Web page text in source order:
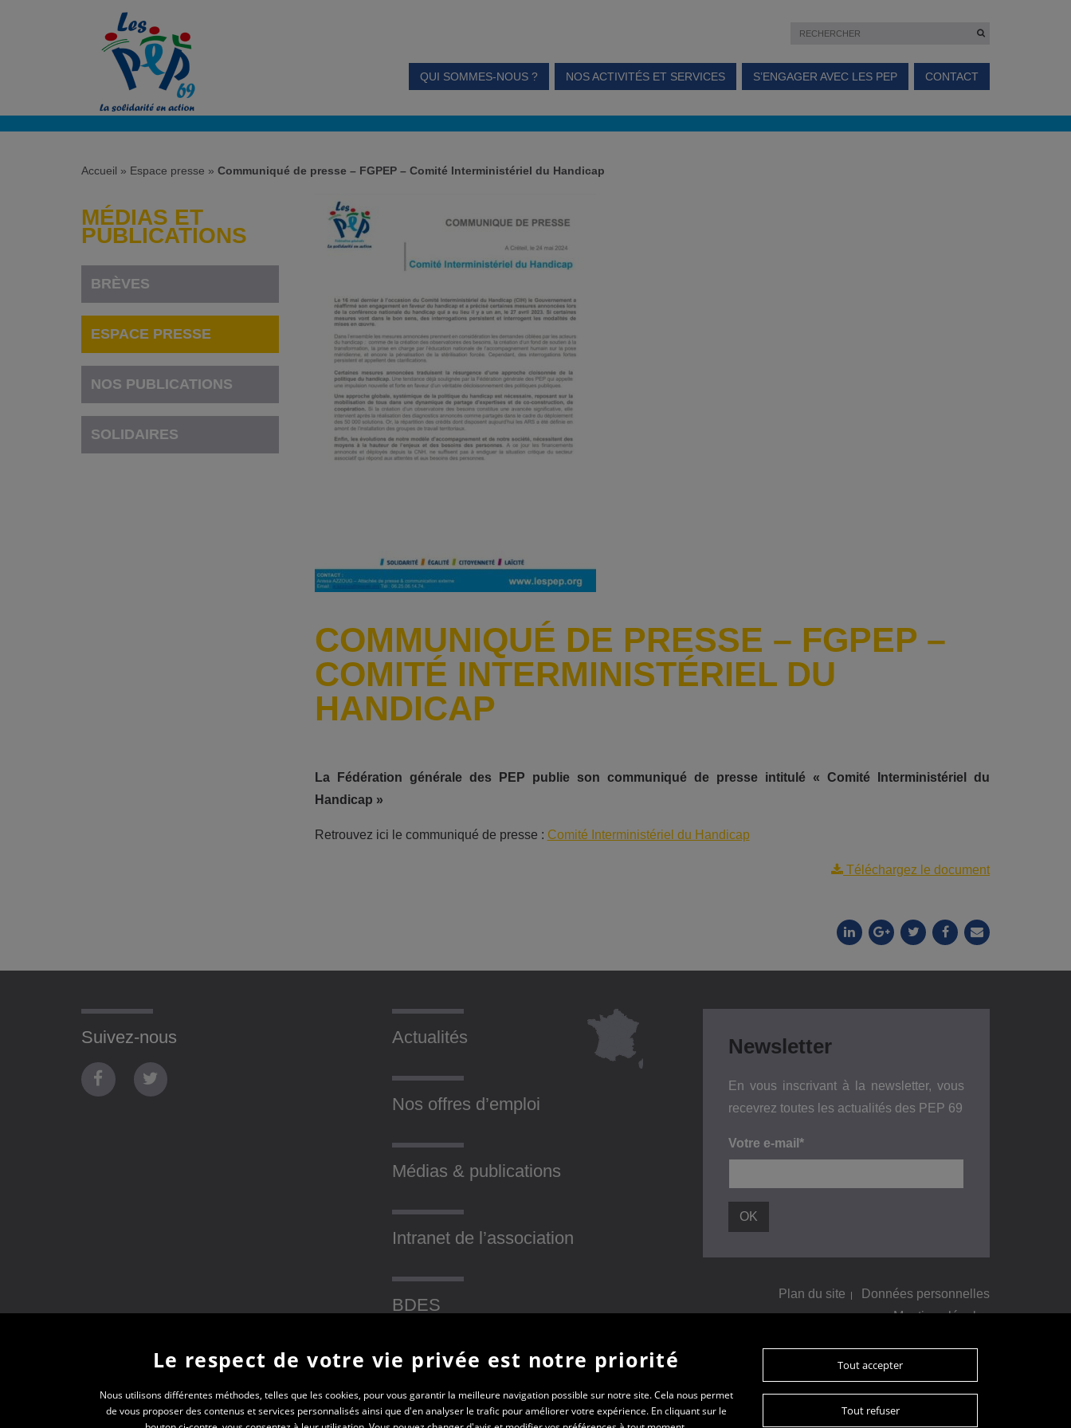
QUI SOMMES-NOUS ? NOS ACTIVITÉS ET SERVICES S’ENGAGER AVEC LES PEP CONTACT
Accueil » Espace presse » Communiqué de presse – FGPEP – Comité Interministériel du Handicap
MÉDIAS ET
PUBLICATIONS
BRÈVES
ESPACE PRESSE
NOS PUBLICATIONS
SOLIDAIRES
COMMUNIQUÉ DE PRESSE – FGPEP –
COMITÉ INTERMINISTÉRIEL DU
HANDICAP
La Fédération générale des PEP publie son communiqué de presse intitulé « Comité Interministériel du
Handicap »
Retrouvez ici le communiqué de presse : Comité Interministériel du Handicap
Téléchargez le document
Suivez-nous Actualités
Nos offres d’emploi
Médias & publications
Intranet de l’association
BDES
Contact
Newsletter
En vous inscrivant à la newsletter, vous
recevrez toutes les actualités des PEP 69
Votre e-mail*
Plan du site
Données personnelles
Mentions légales
Le respect de votre vie privée est notre priorité
Nous utilisons différentes méthodes, telles que les cookies, pour vous garantir la meilleure navigation possible sur notre site. Cela nous permet
de vous proposer des contenus et services personnalisés ainsi que d'en analyser le trafic pour améliorer votre expérience. En cliquant sur le
Tout accepter
Tout refuser